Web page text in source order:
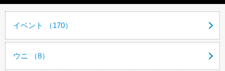
イベント （170）
ウニ （8）